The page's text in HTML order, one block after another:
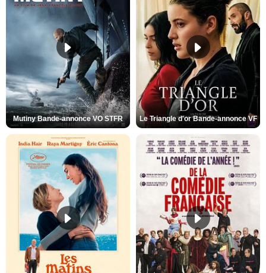
Mutiny Bande-annonce VO STFR Le Triangle d'or Bande-annonce VF